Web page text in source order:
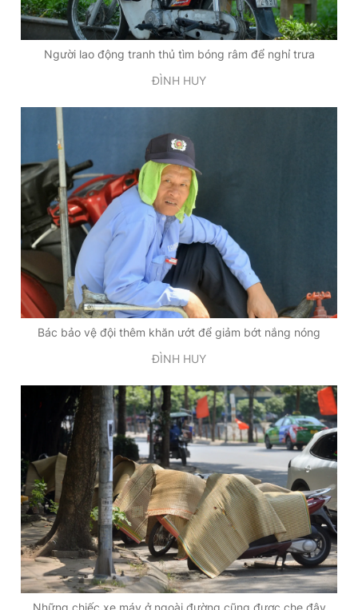
Người lao động tranh thủ tìm bóng râm để nghỉ trưa
ĐÌNH HUY
Bác bảo vệ đội thêm khăn ướt để giảm bớt nắng nóng
ĐÌNH HUY
Những chiếc xe máy ở ngoài đường cũng được che đậy